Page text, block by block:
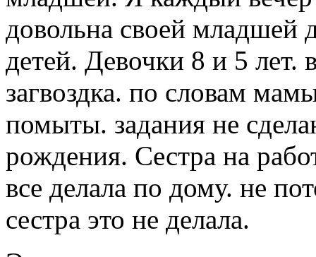
довольна своей младшей
детей. Девочки 8 и 5 лет.
загвоздка. по словам
помыты. задания не
рождения. Сестра на
все делала по дому. не
сестра это не делала.